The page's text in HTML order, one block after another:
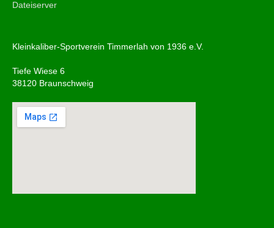
Dateiserver
Kleinkaliber-Sportverein Timmerlah von 1936 e.V.
Tiefe Wiese 6
38120 Braunschweig